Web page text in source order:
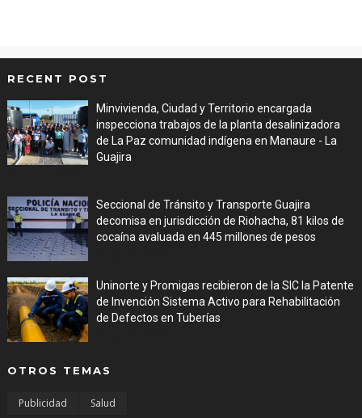
RECENT POST
Minvivienda, Ciudad y Territorio encargada
inspecciona trabajos de la planta desalinizadora
de La Paz comunidad indígena en Manaure - La
Guajira
Seccional de Tránsito y Transporte Guajira
decomisa en jurisdicción de Riohacha, 81 kilos de
cocaína avaluada en 445 millones de pesos
Uninorte y Promigas recibieron de la SIC la Patente
de Invención Sistema Activo para Rehabilitación
de Defectos en Tuberías
OTROS TEMAS
Publicidad Salud